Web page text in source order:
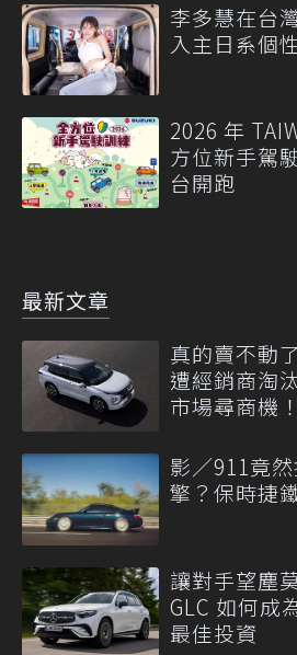
李多慧在台
入主日系個
2026 年
方位新手駕
台開跑
最新文章
真的賣不動
遭經銷商淘
市場尋商機！
影／911竟
擎？保時捷
讓對手望塵
GLC 如何成
最佳投資